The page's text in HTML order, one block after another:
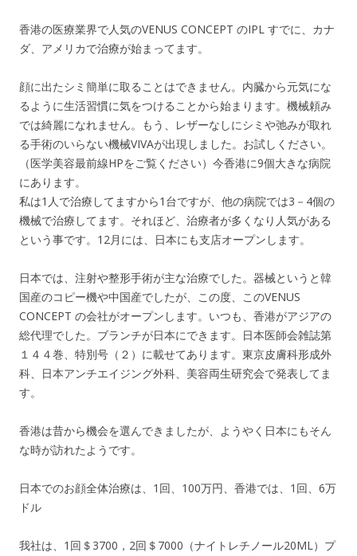
香港の医療業界で人気のVENUS CONCEPT のIPL すでに、カナ
ダ、アメリカで治療が始まってます。
顔に出たシミ簡単に取ることはできません。内臓から元気にな
るように生活習慣に気をつけることから始まります。機械頼み
では綺麗になれません。もう、レザーなしにシミや弛みが取れ
る手術のいらない機械VIVAが出現しました。お試しください。
（医学美容最前線HPをご覧ください）今香港に9個大きな病院
にあります。
私は1人で治療してますから1台ですが、他の病院では3－4個の
機械で治療してます。それほど、治療者が多くなり人気がある
という事です。12月には、日本にも支店オープンします。
日本では、注射や整形手術が主な治療でした。器械というと韓
国産のコピー機や中国産でしたが、この度、このVENUS
CONCEPT の会社がオープンします。いつも、香港がアジアの
総代理でした。ブランチが日本にできます。日本医師会雑誌第
１４４巻、特別号（２）に載せてあります。東京皮膚科形成外
科、日本アンチエイジング外科、美容両生研究会で発表してま
す。
香港は昔から機会を選んできましたが、ようやく日本にもそん
な時が訪れたようです。
日本でのお顔全体治療は、1回、100万円、香港では、1回、6万
ドル
我社は、1回＄3700，2回＄7000（ナイトレチノール20ML）プ